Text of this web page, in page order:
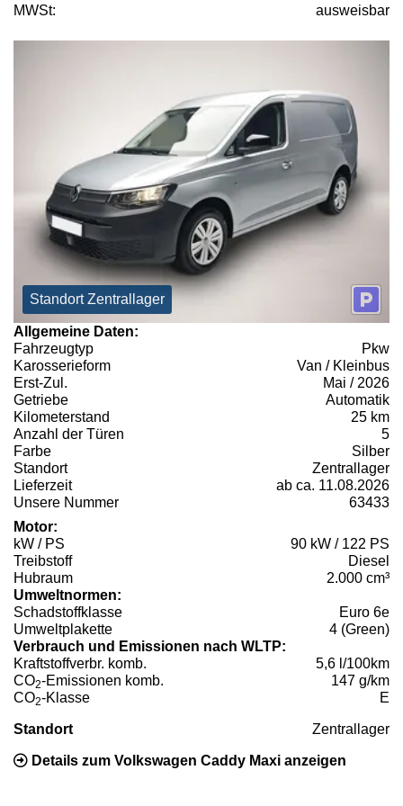
MWSt:
ausweisbar
Standort Zentrallager
Allgemeine Daten:
Fahrzeugtyp
Pkw
Karosserieform
Van / Kleinbus
Erst-Zul.
Mai / 2026
Getriebe
Automatik
Kilometerstand
25 km
Anzahl der Türen
5
Farbe
Silber
Standort
Zentrallager
Lieferzeit
ab ca. 11.08.2026
Unsere Nummer
63433
Motor:
kW / PS
90 kW / 122 PS
Treibstoff
Diesel
Hubraum
2.000 cm³
Umweltnormen:
Schadstoffklasse
Euro 6e
Umweltplakette
4 (Green)
Verbrauch und Emissionen nach WLTP:
Kraftstoffverbr. komb.
5,6 l/100km
CO2-Emissionen komb.
147 g/km
CO2-Klasse E
Standort Zentrallager
Details zum Volkswagen Caddy Maxi anzeigen